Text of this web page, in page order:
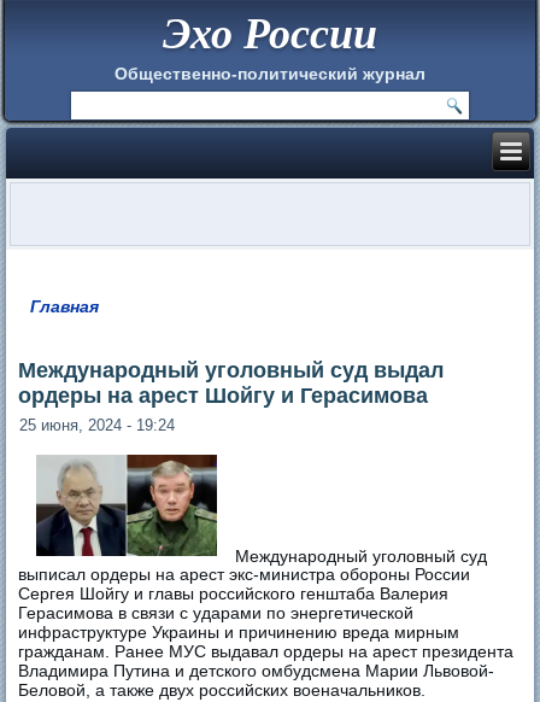
Эхо России
Общественно-политический журнал
Главная
Международный уголовный суд выдал
ордеры на арест Шойгу и Герасимова
25 июня, 2024 - 19:24
Международный уголовный суд
выписал ордеры на арест экс-министра обороны России
Сергея Шойгу и главы российского генштаба Валерия
Герасимова в связи с ударами по энергетической
инфраструктуре Украины и причинению вреда мирным
гражданам. Ранее МУС выдавал ордеры на арест президента
Владимира Путина и детского омбудсмена Марии Львовой-
Беловой, а также двух российских военачальников.